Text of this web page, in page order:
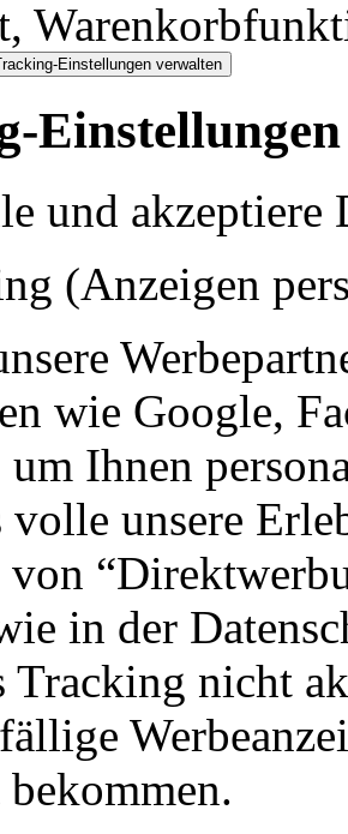
Einstellungen verwalten
und
(Anzeigen
wie Google,
Ihnen
volle unsere
in der
Tracking nicht